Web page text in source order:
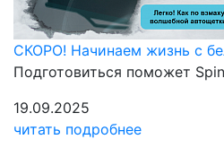
СКОРО! Начинаем жизнь с
Подготовиться поможет
19.09.2025
читать подробнее